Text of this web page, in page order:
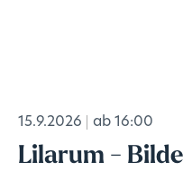
15.9.2026 ab 16:00
Lilarum -